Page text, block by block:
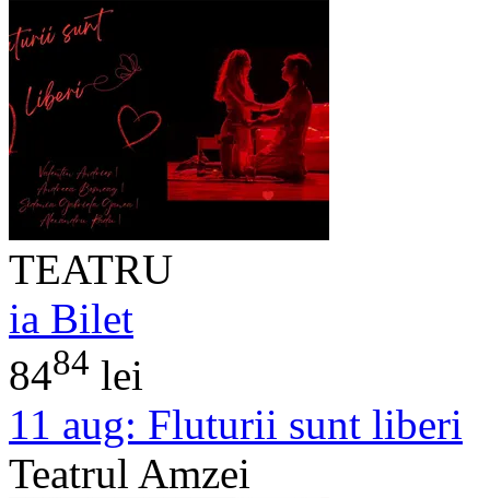
TEATRU
ia Bilet
8484 lei
11 aug: Fluturii sunt liberi
Teatrul Amzei